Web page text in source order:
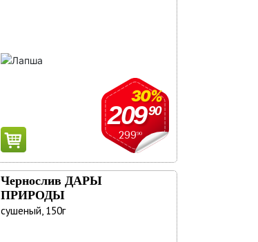
29990
30%
20990
Чернослив ДАРЫ
ПРИРОДЫ
сушеный, 150г